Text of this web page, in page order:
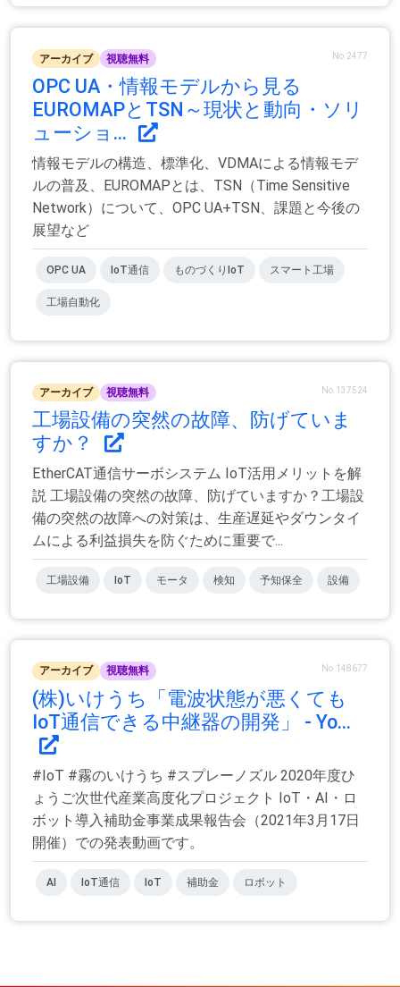
アーカイブ 視聴無料 No.2477
OPC UA・情報モデルから見る
EUROMAPとTSN～現状と動向・ソリ
ューショ...
情報モデルの構造、標準化、VDMAによる情報モデ
ルの普及、EUROMAPとは、TSN（Time Sensitive
Network）について、OPC UA+TSN、課題と今後の
展望など
OPC UA IoT通信 ものづくりIoT スマート工場
工場自動化
アーカイブ 視聴無料 No.137524
工場設備の突然の故障、防げていま
すか？
EtherCAT通信サーボシステム​ IoT活用メリットを解
説 工場設備の突然の故障、防げていますか？工場設
備の突然の故障への対策は、生産遅延やダウンタイ
ムによる利益損失を防ぐために重要で...
工場設備 IoT モータ 検知 予知保全 設備
アーカイブ 視聴無料 No.148677
(株)いけうち「電波状態が悪くても
IoT通信できる中継器の開発」 - Yo...
#IoT #霧のいけうち #スプレーノズル 2020年度ひ
ょうご次世代産業高度化プロジェクト IoT・AI・ロ
ボット導入補助金事業成果報告会（2021年3月17日
開催）での発表動画です。
AI IoT通信 IoT 補助金 ロボット